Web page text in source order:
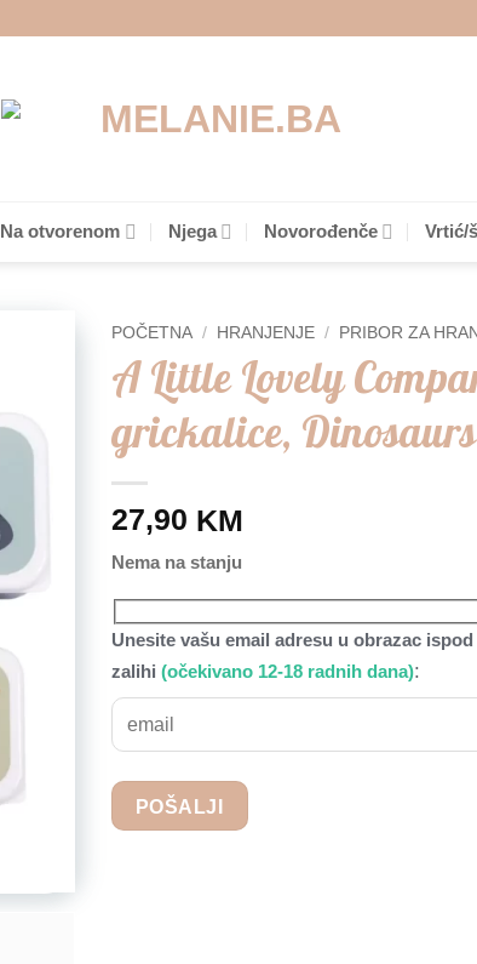
Na otvorenom Njega Novorođenče Vrtić/
POČETNA / HRANJENJE / PRIBOR ZA
A Little Lovely
grickalice, Dinosaurs
27,90 KM
Nema na stanju
Unesite vašu email adresu u obrazac
zalihi (očekivano 12-18 radnih dana):